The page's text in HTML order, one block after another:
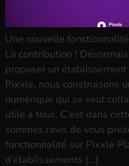
Une nouvelle
La contribution !
proposer un
Pixxle, nous construisons
numérique qui se veut
utile à tous. C’est dans
sommes ravis de vous
fonctionnalité sur Pixxle
d’établissements […]